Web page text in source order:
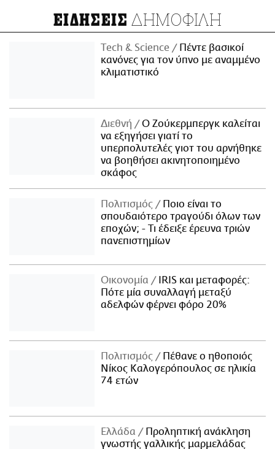
ΕΙΔΗΣΕΙΣ ΔΗΜΟΦΙΛΗ
Τech & Science
Πέντε βασικοί
κανόνες για τον ύπνο με αναμμένο
κλιματιστικό
Διεθνή
Ο Ζούκερμπεργκ καλείται
να εξηγήσει γιατί το
υπερπολυτελές γιοτ του αρνήθηκε
να βοηθήσει ακινητοποιημένο
σκάφος
Πολιτισμός
Ποιο είναι το
σπουδαιότερο τραγούδι όλων των
εποχών; - Τι έδειξε έρευνα τριών
πανεπιστημίων
Οικονομία
IRIS και μεταφορές:
Πότε μία συναλλαγή μεταξύ
αδελφών φέρνει φόρο 20%
Πολιτισμός
Πέθανε ο ηθοποιός
Νίκος Καλογερόπουλος σε ηλικία
74 ετών
Ελλάδα
Προληπτική ανάκληση
γνωστής γαλλικής μαρμελάδας